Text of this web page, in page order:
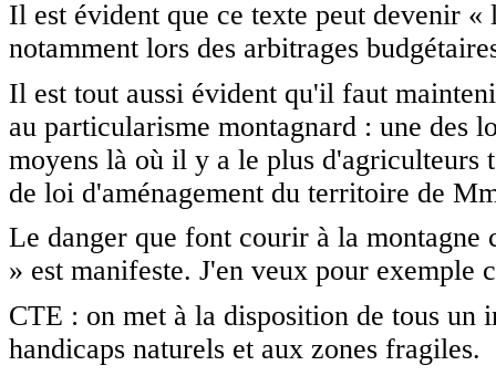
Il est évident que ce texte peut devenir
notamment lors des arbitrages
Il est tout aussi évident qu'il faut
au particularisme montagnard : une des
moyens là où il y a le plus
de loi d'aménagement du territoire de
Le danger que font courir à la montagne
» est manifeste. J'en veux pour exemple
CTE : on met à la disposition de tous un
handicaps naturels et aux zones fragiles.